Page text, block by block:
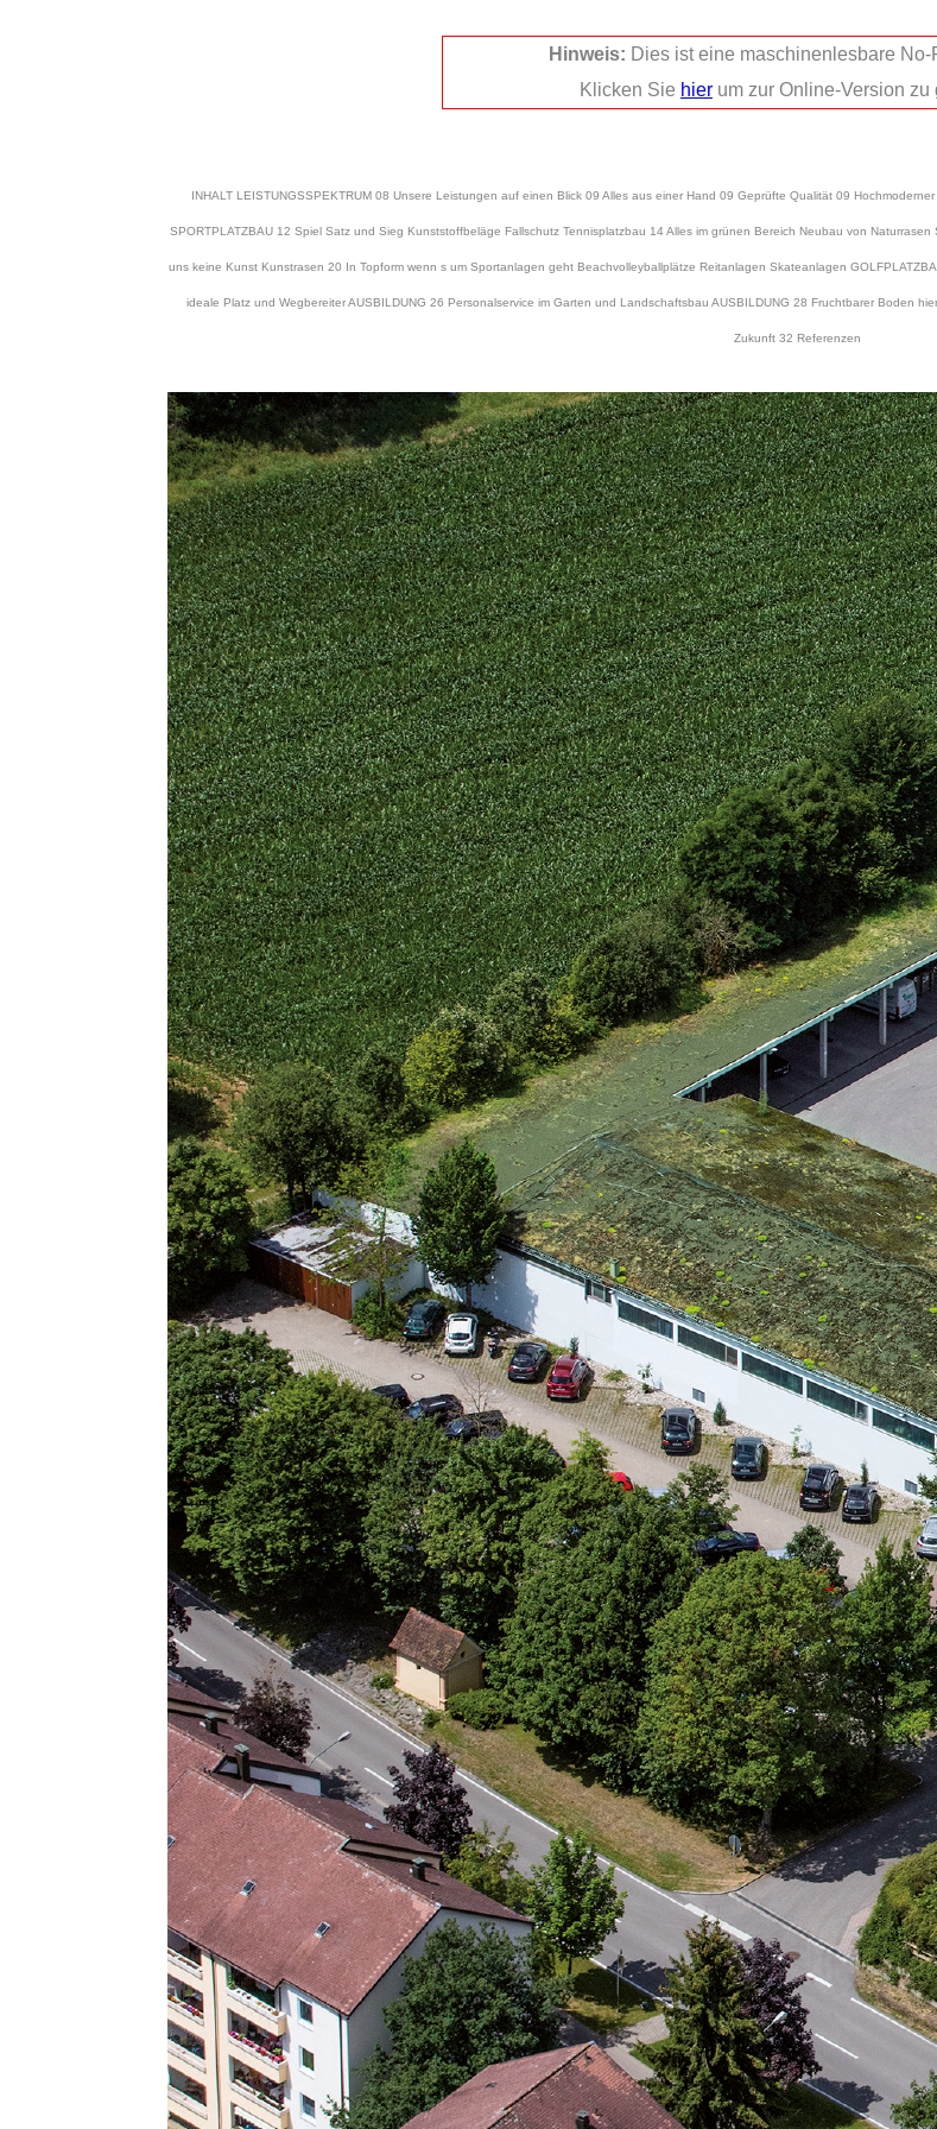
INHALT LEISTUNGSSPEKTRUM 08 Unsere Leistungen auf einen Blick 09 Alles aus einer Hand 09 Geprüfte Qualität 09
SPORTPLATZBAU 12 Spiel Satz und Sieg Kunststoffbeläge Fallschutz Tennisplatzbau 14 Alles im grünen Bereich Neubau von
uns keine Kunst Kunstrasen 20 In Topform wenn s um Sportanlagen geht Beachvolleyballplätze Reitanlagen Skateanlagen
ideale Platz und Wegbereiter AUSBILDUNG 26 Personalservice im Garten und Landschaftsbau AUSBILDUNG 28 Fruchtbarer Boden
Zukunft 32 Referenzen
Hinweis: Dies ist eine maschinenlesbare No-
Klicken Sie hier um zur Online-Version zu